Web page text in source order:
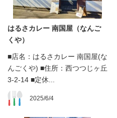
はるさカレー 南国屋（なんご
くや）
■店名：はるさカレー 南国屋(な
んごくや) ■住所：西つつじヶ丘
3-2-14 ■定休...
2025/6/4